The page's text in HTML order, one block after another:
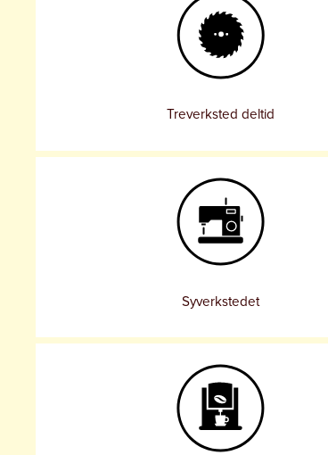
Treverksted deltid
Syverkstedet